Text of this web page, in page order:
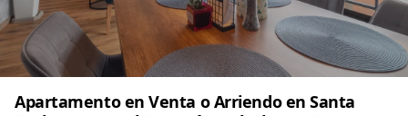
Apartamento en Venta o Arriendo en Santa